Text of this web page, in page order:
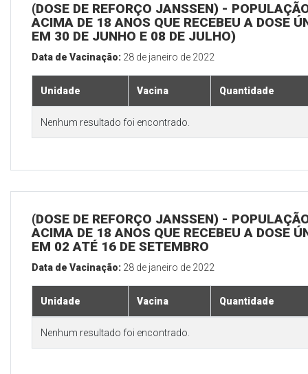
(DOSE DE REFORÇO JANSSEN) -
ACIMA DE 18 ANOS QUE RECEBEU A DOSE
EM 30 DE JUNHO E 08 DE JULHO)
Data de Vacinação: 28 de janeiro de 2022
Unidade Vacina Quantidade
Nenhum resultado foi encontrado.
(DOSE DE REFORÇO JANSSEN) -
ACIMA DE 18 ANOS QUE RECEBEU A DOSE
EM 02 ATÉ 16 DE SETEMBRO
Data de Vacinação: 28 de janeiro de 2022
Unidade Vacina Quantidade
Nenhum resultado foi encontrado.